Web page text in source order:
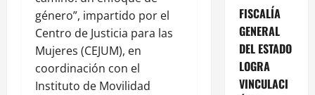
género”, impartido por el
Centro de Justicia para las
Mujeres (CEJUM), en
coordinación con el
Instituto de Movilidad
FISCALÍA
GENERAL
DEL ESTADO
LOGRA
VINCULACI